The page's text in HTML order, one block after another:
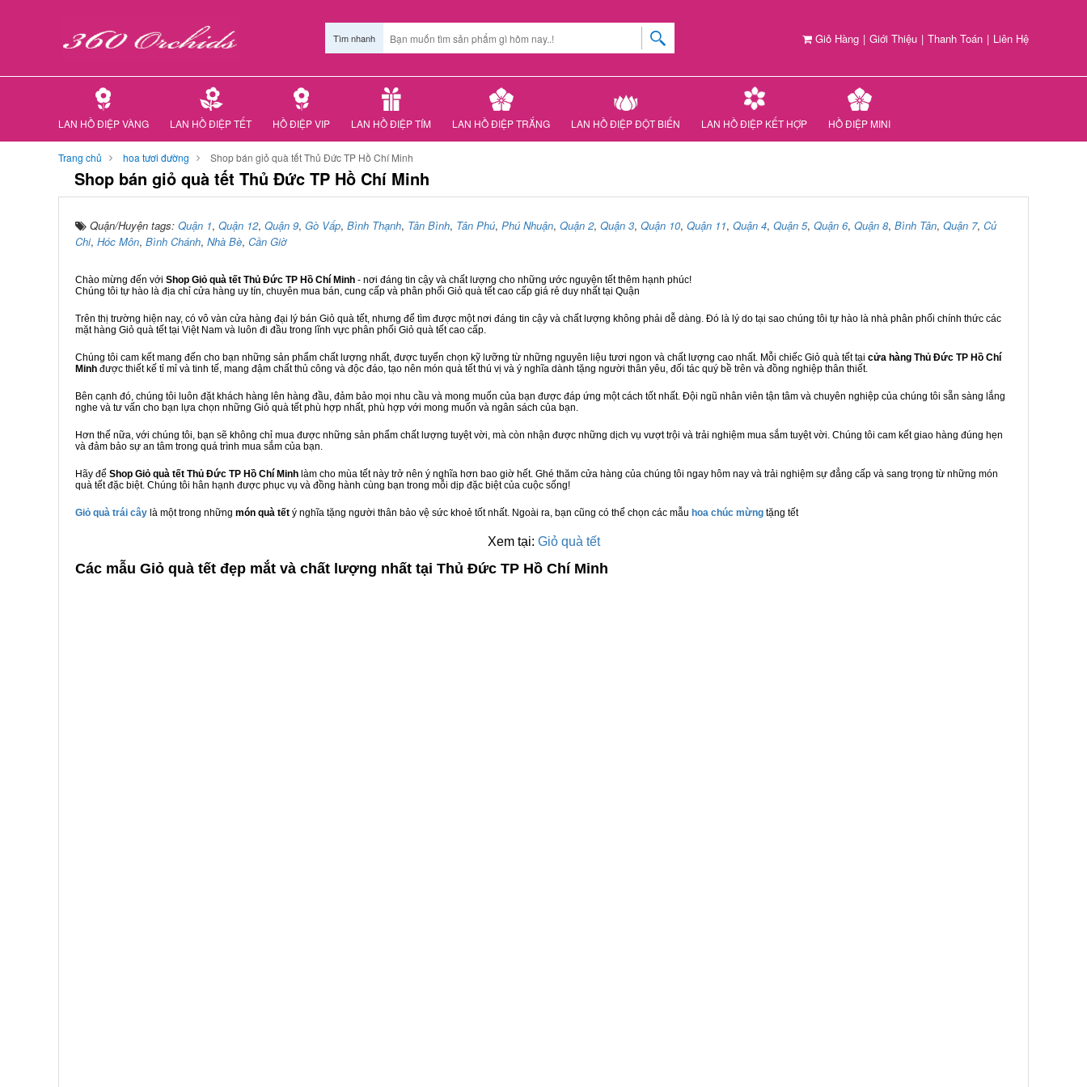
Giỏ Hàng | Giới Thiệu | Thanh Toán | Liên Hệ
Tìm nhanh
LAN HỒ ĐIỆP VÀNG LAN HỒ ĐIỆP TẾT HỒ ĐIỆP VIP LAN HỒ ĐIỆP TÍM LAN HỒ ĐIỆP TRẮNG LAN HỒ ĐIỆP ĐỘT BIẾN LAN HỒ ĐIỆP KẾT HỢP HỒ ĐIỆP MINI
Trang chủ hoa tươi đường Shop bán giỏ quà tết Thủ Đức TP Hồ Chí Minh
Shop bán giỏ quà tết Thủ Đức TP Hồ Chí Minh
Quận/Huyện tags: Quận 1, Quận 12, Quận 9, Gò Vấp, Bình Thạnh, Tân Bình, Tân Phú, Phú Nhuận, Quận 2, Quận 3, Quận 10, Quận 11, Quận 4, Quận 5, Quận 6, Quận 8, Bình Tân, Quận 7, Củ
Chi, Hóc Môn, Bình Chánh, Nhà Bè, Cần Giờ
Chào mừng đến với Shop Giỏ quà tết Thủ Đức TP Hồ Chí Minh - nơi đáng tin cậy và chất lượng cho những ước nguyện tết thêm hạnh phúc!
Chúng tôi tự hào là địa chỉ cửa hàng uy tín, chuyên mua bán, cung cấp và phân phối Giỏ quà tết cao cấp giá rẻ duy nhất tại Quận
Trên thị trường hiện nay, có vô vàn cửa hàng đại lý bán Giỏ quà tết, nhưng để tìm được một nơi đáng tin cậy và chất lượng không phải dễ dàng. Đó là lý do tại sao chúng tôi tự hào là nhà phân phối chính thức các
mặt hàng Giỏ quà tết tại Việt Nam và luôn đi đầu trong lĩnh vực phân phối Giỏ quà tết cao cấp.
Chúng tôi cam kết mang đến cho bạn những sản phẩm chất lượng nhất, được tuyển chọn kỹ lưỡng từ những nguyên liệu tươi ngon và chất lượng cao nhất. Mỗi chiếc Giỏ quà tết tại cửa hàng Thủ Đức TP Hồ Chí
Minh được thiết kế tỉ mỉ và tinh tế, mang đậm chất thủ công và độc đáo, tạo nên món quà tết thú vị và ý nghĩa dành tặng người thân yêu, đối tác quý bề trên và đồng nghiệp thân thiết.
Bên cạnh đó, chúng tôi luôn đặt khách hàng lên hàng đầu, đảm bảo mọi nhu cầu và mong muốn của bạn được đáp ứng một cách tốt nhất. Đội ngũ nhân viên tận tâm và chuyên nghiệp của chúng tôi sẵn sàng lắng
nghe và tư vấn cho bạn lựa chọn những Giỏ quà tết phù hợp nhất, phù hợp với mong muốn và ngân sách của bạn.
Hơn thế nữa, với chúng tôi, bạn sẽ không chỉ mua được những sản phẩm chất lượng tuyệt vời, mà còn nhận được những dịch vụ vượt trội và trải nghiệm mua sắm tuyệt vời. Chúng tôi cam kết giao hàng đúng hẹn
và đảm bảo sự an tâm trong quá trình mua sắm của bạn.
Hãy để Shop Giỏ quà tết Thủ Đức TP Hồ Chí Minh làm cho mùa tết này trở nên ý nghĩa hơn bao giờ hết. Ghé thăm cửa hàng của chúng tôi ngay hôm nay và trải nghiệm sự đẳng cấp và sang trọng từ những món
quà tết đặc biệt. Chúng tôi hân hạnh được phục vụ và đồng hành cùng bạn trong mỗi dịp đặc biệt của cuộc sống!
Giỏ quà trái cây là một trong những món quà tết ý nghĩa tặng người thân bảo vệ sức khoẻ tốt nhất. Ngoài ra, bạn cũng có thể chọn các mẫu hoa chúc mừng tặng tết
Xem tại: Giỏ quà tết
Các mẫu Giỏ quà tết đẹp mắt và chất lượng nhất tại Thủ Đức TP Hồ Chí Minh